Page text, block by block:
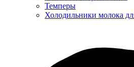
Темперы
Холодильники молока